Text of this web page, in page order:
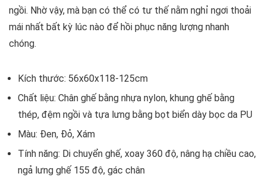
ngồi. Nhờ vậy, mà bạn có thể có tư thế nằm nghỉ ngơi thoải
mái nhất bất kỳ lúc nào để hồi phục năng lượng nhanh
chóng.
Kích thước: 56x60x118-125cm
Chất liệu: Chân ghế bằng nhựa nylon, khung ghế bằng
thép, đệm ngồi và tựa lưng bằng bọt biển dày bọc da PU
Màu: Đen, Đỏ, Xám
Tính năng: Di chuyển ghế, xoay 360 độ, nâng hạ chiều cao,
ngả lưng ghế 155 độ, gác chân